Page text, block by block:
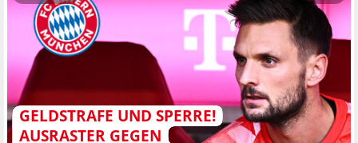
GELDSTRAFE UND SPERRE!
AUSRASTER GEGEN